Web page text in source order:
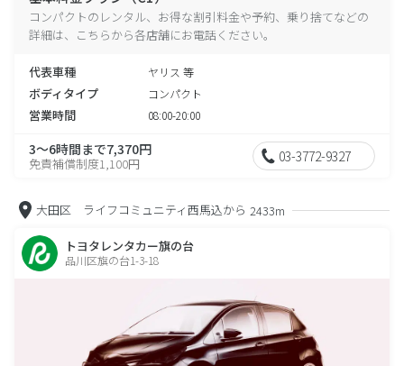
コンパクトのレンタル、お得な割引料金や予約、乗り捨てなどの
詳細は、こちらから各店舗にお電話ください。
代表車種 ヤリス 等
ボディタイプ コンパクト
営業時間 08:00-20:00
3～6時間まで7,370円
免責補償制度1,100円 03-3772-9327
大田区 ライフコミュニティ西馬込から 2433m
トヨタレンタカー旗の台
品川区旗の台1-3-18